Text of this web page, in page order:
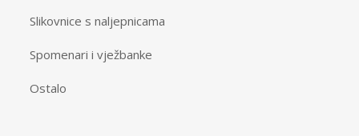
Slikovnice s naljepnicama
Spomenari i vježbanke
Ostalo